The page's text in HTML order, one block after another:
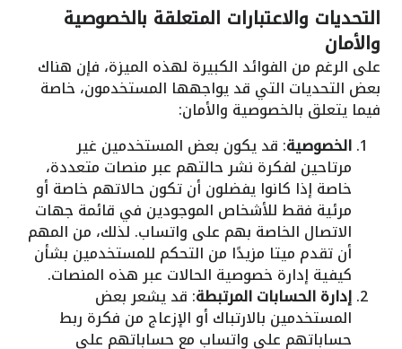
التحديات والاعتبارات المتعلقة بالخصوصية
والأمان
على الرغم من الفوائد الكبيرة لهذه الميزة، فإن هناك
بعض التحديات التي قد يواجهها المستخدمون، خاصة
فيما يتعلق بالخصوصية والأمان:
الخصوصية: قد يكون بعض المستخدمين غير
مرتاحين لفكرة نشر حالتهم عبر منصات متعددة،
خاصة إذا كانوا يفضلون أن تكون حالاتهم خاصة أو
مرئية فقط للأشخاص الموجودين في قائمة جهات
الاتصال الخاصة بهم على واتساب. لذلك، من المهم
أن تقدم ميتا مزيدًا من التحكم للمستخدمين بشأن
كيفية إدارة خصوصية الحالات عبر هذه المنصات.
إدارة الحسابات المرتبطة: قد يشعر بعض
المستخدمين بالارتباك أو الإزعاج من فكرة ربط
حساباتهم على واتساب مع حساباتهم على